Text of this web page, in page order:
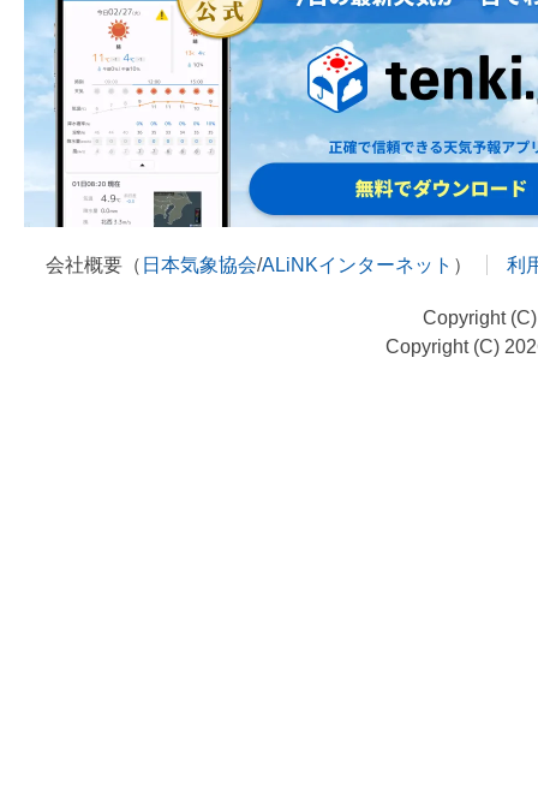
会社概要（ 日本気象協会/ALiNKインターネット ） 利
Copyright
Copyright (C)